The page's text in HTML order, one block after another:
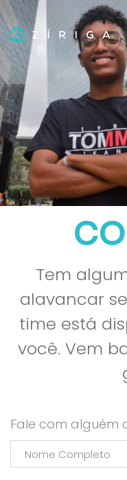
Tem
alavancar
time está
você. Vem
Fale com alguém